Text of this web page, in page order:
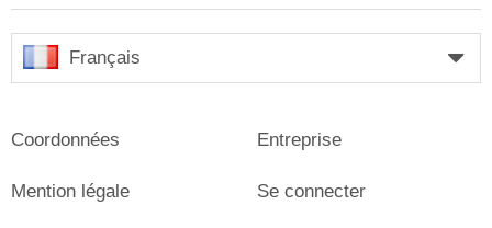
Français
Coordonnées
Mention légale
Entreprise
Se connecter